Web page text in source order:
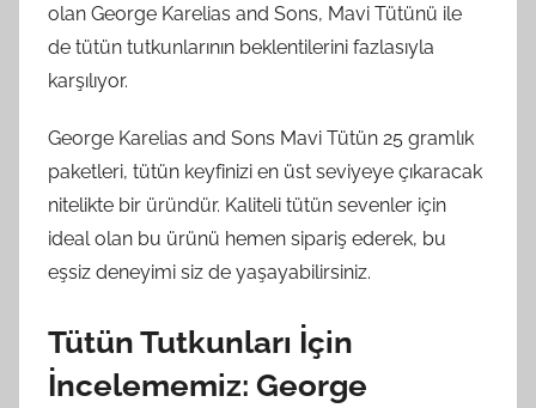
olan George Karelias and Sons, Mavi Tütünü ile
de tütün tutkunlarının beklentilerini fazlasıyla
karşılıyor.
George Karelias and Sons Mavi Tütün 25 gramlık
paketleri, tütün keyfinizi en üst seviyeye çıkaracak
nitelikte bir üründür. Kaliteli tütün sevenler için
ideal olan bu ürünü hemen sipariş ederek, bu
eşsiz deneyimi siz de yaşayabilirsiniz.
Tütün Tutkunları İçin
İncelememiz: George